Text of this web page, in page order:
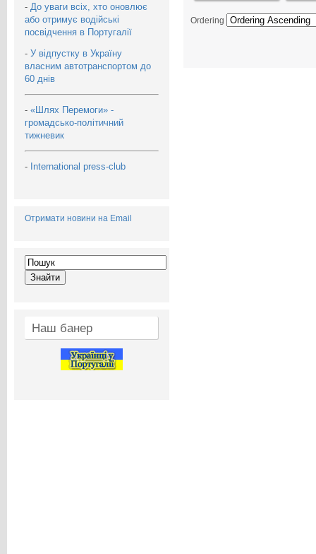
- До уваги всіх, хто оновлює
або отримує водійські
посвідчення в Португалії
- У відпустку в Україну
власним автотранспортом до
60 днів
- «Шлях Перемоги» -
громадсько-політичний
тижневик
- International press-club
Отримати новини на Email
Наш банер
Ordering